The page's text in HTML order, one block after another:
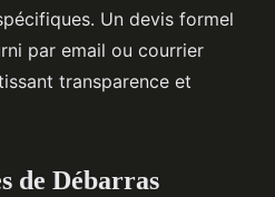
Un devis formel
par email ou courrier
transparence et
de Débarras